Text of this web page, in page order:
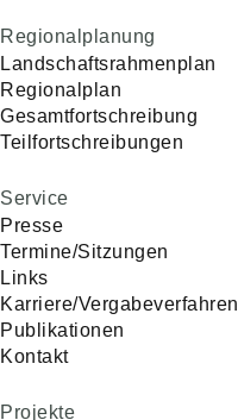
Regionalplanung
Landschaftsrahmenplan
Regionalplan
Gesamtfortschreibung
Teilfortschreibungen
Service
Presse
Termine/Sitzungen
Links
Karriere/Vergabeverfahren
Publikationen
Kontakt
Projekte